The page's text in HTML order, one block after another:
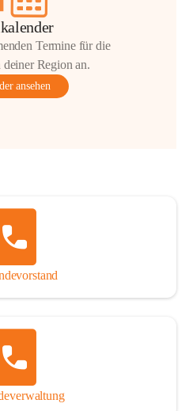
Termine für die
Region an.
ansehen